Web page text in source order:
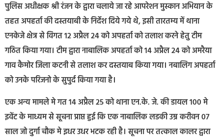
पुलिस अधीक्षक श्री रंजन के द्वारा चलाये जा रहे आपरेशन मुस्कान अभियान के
तहत अपहर्ता की दस्तयाबी के निर्देश दिये गये थे, इसी तारतम्य में थाना
एनकेजे क्षेत्र से विगत 12 अप्रैल 24 को अपहर्ता को तलाश करने हेतु टीम
गठित किया गया। टीम द्वारा नाबालिक अपहर्ता को 14 अप्रैल 24 को अमरैया
गाव कैमोर जिला कटनी से तलाश कर दस्तयाब किया गया। नबालिग अपहर्ता
को उनके परिजनो के सुपुर्द किया गया है।
एक अन्य मामले मे गत 14 अप्रैल 25 को थाना एन.के. जे. की डायल 100 मे
इवेंट के माध्यम से सूचना प्राप्त हुई कि एक नाबालिक लडकी उम्र करीवन 07
साल जो दुर्गा चौक मे इधर उधर भटक रही है। सूचना पर तत्काल कालर द्वारा